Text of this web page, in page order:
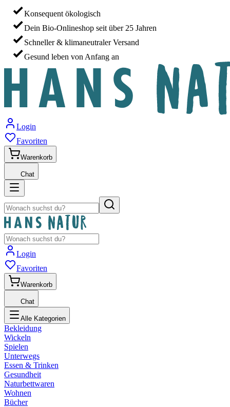
Konsequent ökologisch
Dein Bio-Onlineshop seit über 25 Jahren
Schneller & klimaneutraler Versand
Gesund leben von Anfang an
Login
Favoriten
Warenkorb
Chat
Login
Favoriten
Warenkorb
Chat
Alle Kategorien
Bekleidung
Wickeln
Spielen
Unterwegs
Essen & Trinken
Gesundheit
Naturbettwaren
Wohnen
Bücher